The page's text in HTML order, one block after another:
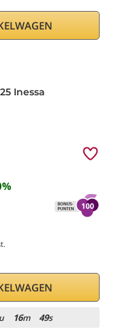
Inessa
%
16m 48s